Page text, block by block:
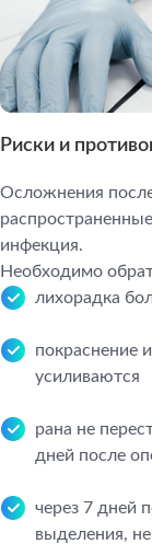
Риски и
Осложнения
инфекция.
Необходимо
лихорадка
покраснение
усиливаются
рана не
дней после
через 7 дней
выделения,